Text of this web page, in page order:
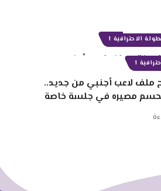
1
ملف لاعب أجنبي من جديد..
مصيره في جلسة خاصة